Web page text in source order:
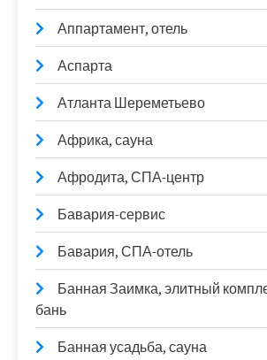
Аппартамент, отель
Аспарта
Атланта Шереметьево
Африка, сауна
Афродита, СПА-центр
Бавария-сервис
Бавария, СПА-отель
Банная Заимка, элитный
бань
Банная усадьба, сауна